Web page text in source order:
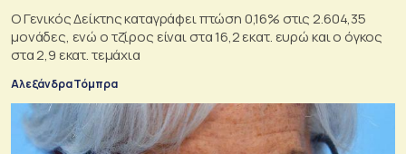
Ο Γενικός Δείκτης καταγράφει πτώση 0,16% στις 2.604,35
μονάδες, ενώ ο τζίρος είναι στα 16,2 εκατ. ευρώ και ο όγκος
στα 2,9 εκατ. τεμάχια
Αλεξάνδρα Τόμπρα